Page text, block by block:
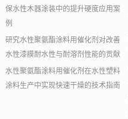
保水性木器涂装中的提升硬度应用案
例
研究水性聚氨酯涂料用催化剂对改善
水性漆膜耐水性与耐溶剂性能的贡献
水性聚氨酯涂料用催化剂在水性塑料
涂料生产中实现快速干燥的技术指南